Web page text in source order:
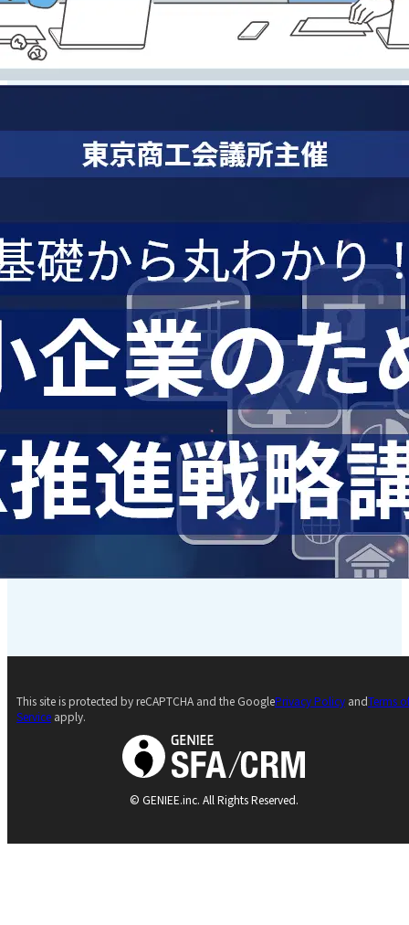
© GENIEE.inc. All Rights Reserved.
This site is protected by reCAPTCHA and the GooglePrivacy Policy andTerms
Service apply.